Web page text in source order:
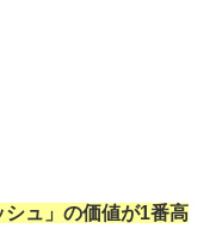
ュ」の価値が1番高